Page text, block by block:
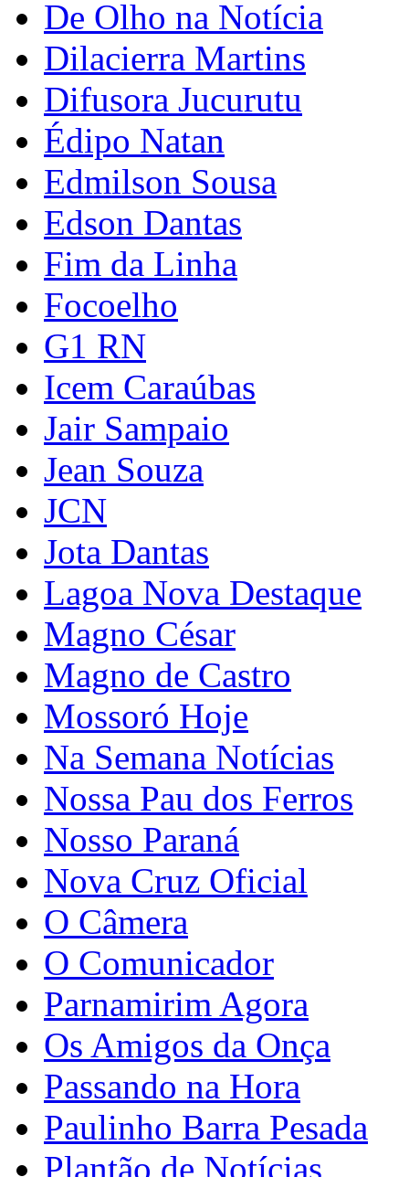
De Olho na Notícia
Dilacierra Martins
Difusora Jucurutu
Édipo Natan
Edmilson Sousa
Edson Dantas
Fim da Linha
Focoelho
G1 RN
Icem Caraúbas
Jair Sampaio
Jean Souza
JCN
Jota Dantas
Lagoa Nova Destaque
Magno César
Magno de Castro
Mossoró Hoje
Na Semana Notícias
Nossa Pau dos Ferros
Nosso Paraná
Nova Cruz Oficial
O Câmera
O Comunicador
Parnamirim Agora
Os Amigos da Onça
Passando na Hora
Paulinho Barra Pesada
Plantão de Notícias